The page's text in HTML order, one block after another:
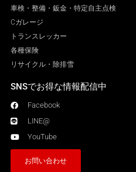
車検・整備・鈑金・特定自主点検
Cガレージ
トランスレッカー
各種保険
リサイクル・除排雪
SNSでお得な情報配信中
Facebook
LINE@
YouTube
お問い合わせ